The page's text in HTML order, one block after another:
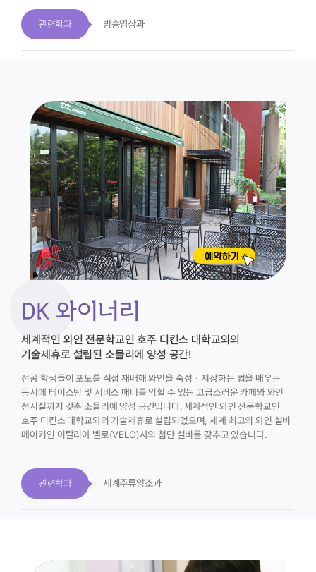
관련학과 방송영상과
DK 와이너리
세계적인 와인 전문학교인 호주 디킨스 대학교와의
기술제휴로 설립된 소믈리에 양성 공간!
전공 학생들이 포도를 직접 재배해 와인을 숙성ㆍ저장하는 법을 배우는
동시에 테이스팅 및 서비스 매너를 익힐 수 있는 고급스러운 카페와 와인
전시실까지 갖춘 소믈리에 양성 공간입니다. 세계적인 와인 전문학교인
호주 디킨스 대학교와의 기술제휴로 설립되었으며, 세계 최고의 와인 설비
메이커인 이탈리아 벨로(VELO)사의 첨단 설비를 갖추고 있습니다.
관련학과 세계주류양조과